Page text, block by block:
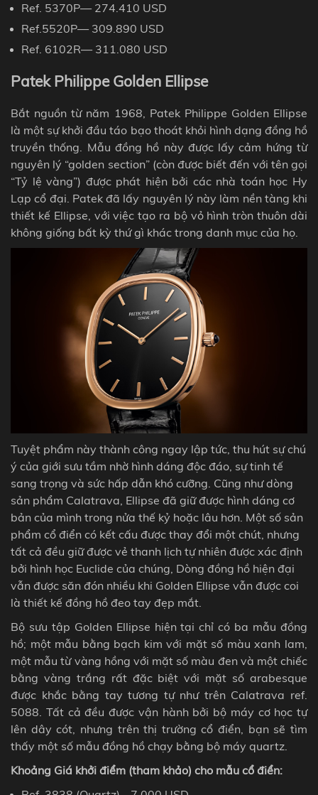
Ref. 5370P— 274.410 USD
Ref.5520P— 309.890 USD
Ref. 6102R— 311.080 USD
Patek Philippe Golden Ellipse
Bắt nguồn từ năm 1968, Patek Philippe Golden Ellipse
là một sự khởi đầu táo bạo thoát khỏi hình dạng đồng hồ
truyền thống. Mẫu đồng hồ này được lấy cảm hứng từ
nguyên lý “golden section” (còn được biết đến với tên gọi
“Tỷ lệ vàng”) được phát hiện bởi các nhà toán học Hy
Lạp cổ đại. Patek đã lấy nguyên lý này làm nền tàng khi
thiết kế Ellipse, với việc tạo ra bộ vỏ hình tròn thuôn dài
không giống bất kỳ thứ gì khác trong danh mục của họ.
Tuyệt phẩm này thành công ngay lập tức, thu hút sự chú
ý của giới sưu tầm nhờ hình dáng độc đáo, sự tinh tế
sang trọng và sức hấp dẫn khó cưỡng. Cũng như dòng
sản phẩm Calatrava, Ellipse đã giữ được hình dáng cơ
bản của mình trong nửa thế kỷ hoặc lâu hơn. Một số sản
phẩm cổ điển có kết cấu được thay đổi một chút, nhưng
tất cả đều giữ được vẻ thanh lịch tự nhiên được xác định
bởi hình học Euclide của chúng, Dòng đồng hồ hiện đại
vẫn được săn đón nhiều khi Golden Ellipse vẫn được coi
là thiết kế đồng hồ đeo tay đẹp mắt.
Bộ sưu tập Golden Ellipse hiện tại chỉ có ba mẫu đồng
hồ; một mẫu bằng bạch kim với mặt số màu xanh lam,
một mẫu từ vàng hồng với mặt số màu đen và một chiếc
bằng vàng trắng rất đặc biệt với mặt số arabesque
được khắc bằng tay tương tự như trên Calatrava ref.
5088. Tất cả đều được vận hành bởi bộ máy cơ học tự
lên dây cót, nhưng trên thị trường cổ điển, bạn sẽ tìm
thấy một số mẫu đồng hồ chạy bằng bộ máy quartz.
Khoảng Giá khởi điểm (tham khảo) cho mẫu cổ điển: